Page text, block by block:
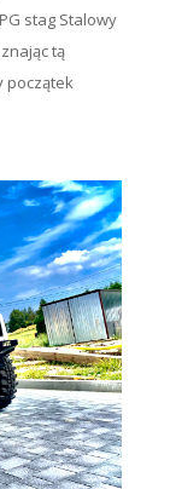
stag Stalowy
tą
początek